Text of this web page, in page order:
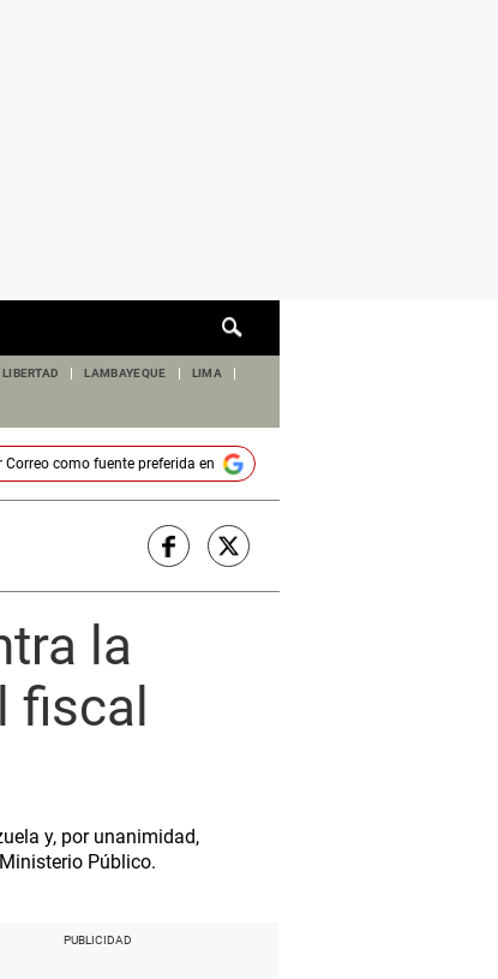
de
LAMBAYEQUE LIMA
Correocomo fuente preferida en
la
fiscal
y, por unanimidad,
Público.